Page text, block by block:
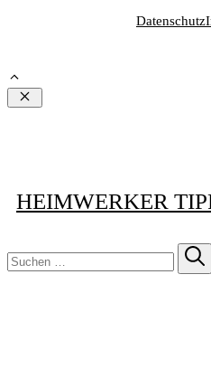
Datenschutz
Schließen
HEIMWERKER
Suchen
nach: